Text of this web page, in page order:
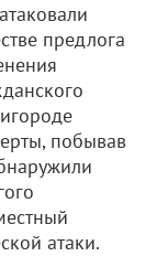
предлога
побывав
атаки.